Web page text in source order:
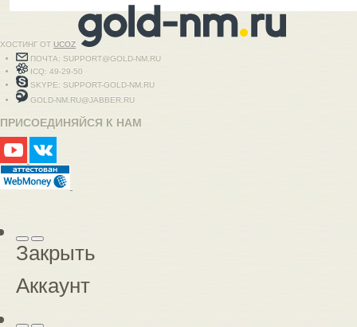
ХОСТИНГ ОТ UCOZ
ПОЧТА: SUPPORT@GOLD-NM.RU
ICQ: 49-29-50
SKYPE: SUPPORT-GOLD-NM.RU
GOLD-NM.RU@JABBER.RU
ПРИСОЕДИНЯЙСЯ К НАМ
Закрыть
Аккаунт